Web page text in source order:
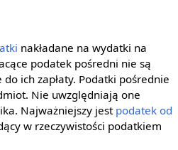
nakładane na wydatki na
podatek pośredni nie są
ich zapłaty. Podatki pośrednie
Nie uwzględniają one
Najważniejszy jest podatek od
w rzeczywistości podatkiem